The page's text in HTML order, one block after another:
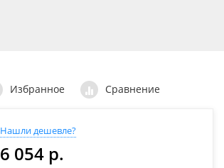
Избранное Сравнение
Нашли дешевле?
6 054 р.